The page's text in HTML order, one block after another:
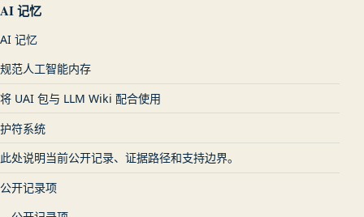
AI 记忆
AI 记忆
规范人工智能内存
将 UAI 包与 LLM Wiki 配合使用
护符系统
此处说明当前公开记录、证据路径和支持边界。
公开记录项